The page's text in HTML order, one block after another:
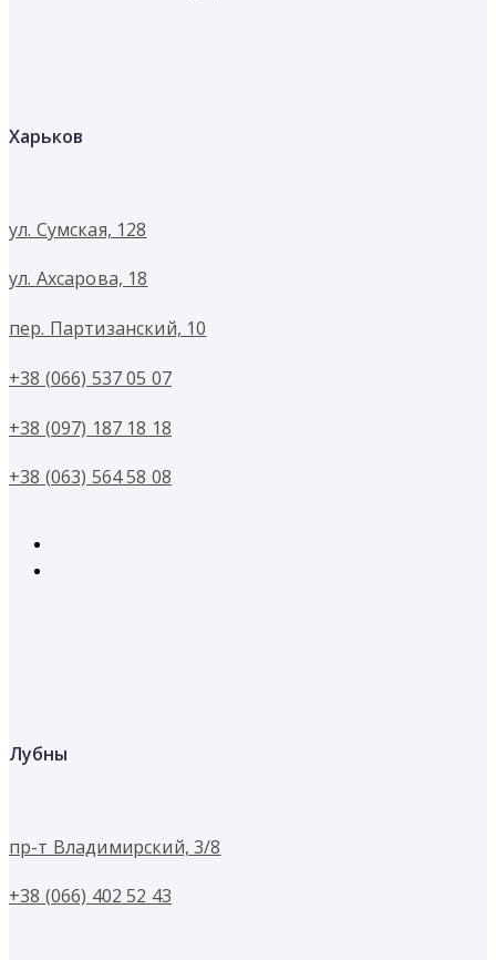
Харьков
ул. Сумская, 128
ул. Ахсарова, 18
пер. Партизанский, 10
+38 (066) 537 05 07
+38 (097) 187 18 18
+38 (063) 564 58 08
Лубны
пр-т Владимирский, 3/8
+38 (066) 402 52 43